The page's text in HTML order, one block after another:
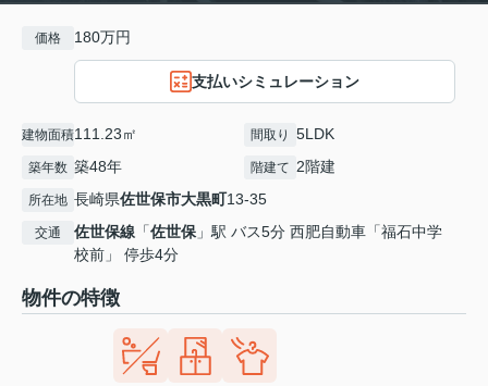
価格 180万円
支払いシミュレーション
建物面積111.23㎡ 間取り 5LDK
築年数 築48年 階建て 2階建
所在地 長崎県佐世保市大黒町13-35
交通 佐世保線 「佐世保 」駅 バス5分 西肥自動車「福石中学
校前」 停歩4分
物件の特徴